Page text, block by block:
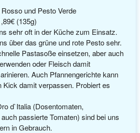
und Pesto Verde
(135g)
sehr oft in der Küche zum Einsatz.
über das grüne und rote Pesto sehr.
Pastasoße einsetzen, aber auch
oder Fleisch damit
Auch Pfannengerichte kann
Kick damit verpassen. Probiert es
d`Italia (Dosentomaten,
passierte Tomaten) sind bei uns
in Gebrauch.